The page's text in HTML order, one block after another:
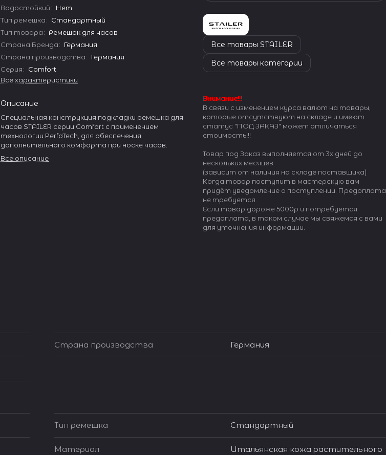
Водостойкий: Нет
Тип ремешка: Стандартный
Тип товара: Ремешок для часов
Страна Бренда: Германия
Страна производства: Германия
Серия: Comfort
Все характеристики
Описание
Специальная конструкция подкладки ремешка для
часов STAILER серии Comfort с применением
технологии PerfoTech, для обеспечения
дополнительного комфорта при носке часов.
Все описание
Все товары STAILER
Все товары категории
Внимание!!!
В связи с изменением курса валют на товары,
которые отсутствуют на складе и имеют
статус "ПОД ЗАКАЗ" может отличаться
стоимость!!!
Товар под Заказ выполняется от 3х дней до
нескольких месяцев
(зависит от наличия на складе поставщика)
Когда товар поступит в мастерскую вам
придёт уведомление о поступлении. Предоплата
не требуется.
Если товар дороже 5000р и потребуется
предоплата, в таком случае мы свяжемся с вами
для уточнения информации.
Страна производства Германия
Тип ремешка Стандартный
Материал
Итальянская кожа растительного